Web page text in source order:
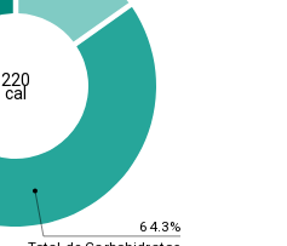
64.3%
220
cal